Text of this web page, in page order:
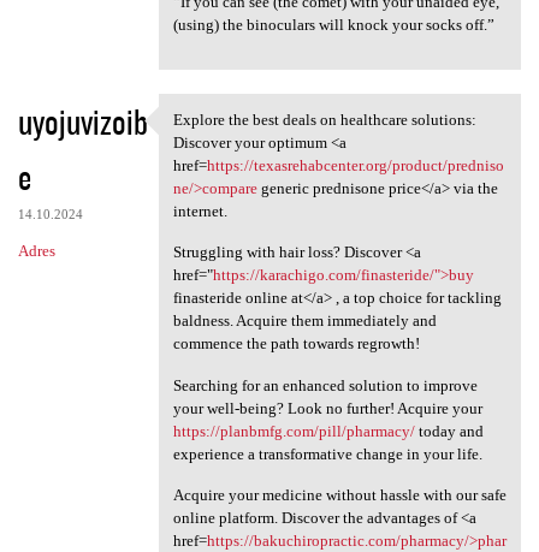
(using) the binoculars will knock your socks off.”
uyojuvizoib
e
14.10.2024
Adres
Explore the best deals on
Explore the best deals on healthcare solutions:
Discover your optimum <a
href=https://texasrehabcenter.org/product/predniso
ne/>comparegeneric prednisone price</a> via the
internet.
Struggling with hair loss? Discover <a
href="https://karachigo.com/finasteride/">buy
finasteride online at</a> , a top choice for tackling
baldness. Acquire them immediately and
commence the path towards regrowth!
Searching for an enhanced solution to improve
your well-being? Look no further! Acquire your
https://planbmfg.com/pill/pharmacy/today and
experience a transformative change in your life.
Acquire your medicine without hassle with our safe
online platform. Discover the advantages of <a
href=https://bakuchiropractic.com/pharmacy/>phar